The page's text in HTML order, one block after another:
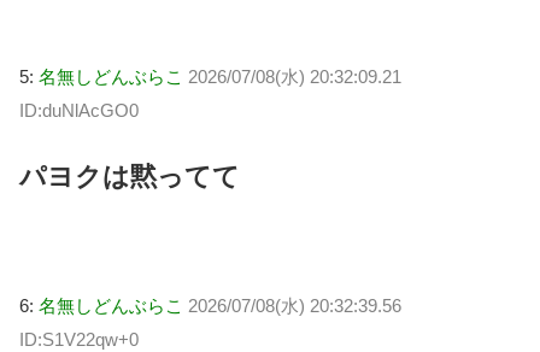
5: 名無しどんぶらこ 2026/07/08(水) 20:32:09.21
ID:duNlAcGO0
パヨクは黙ってて
6: 名無しどんぶらこ 2026/07/08(水) 20:32:39.56
ID:S1V22qw+0